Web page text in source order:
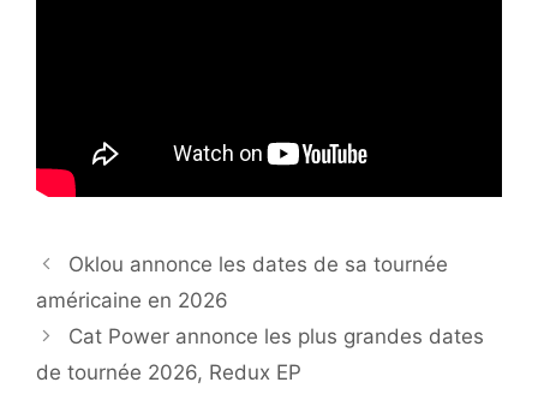
Oklou annonce les dates de sa tournée
américaine en 2026
Cat Power annonce les plus grandes dates
de tournée 2026, Redux EP